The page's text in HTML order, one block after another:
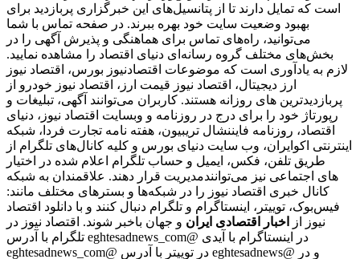
است که تمایل دارند تا از پتانسیل‌های این خبرگزاری پربازدید برای
بهبود وضعیت سایت خود بهره ببرند. در صفحه تماس با شما
می‌توانید، راه‌های تماس برای هماهنگی و پذیرش آگهی را در
بخش‌های مختلف گروه رسانه‌ای دنیای اقتصاد را مشاهده نمایید.
لازم به یادآوری است که موضوعات اقتصادنیوز بورس، اقتصاد نیوز
ارز دیجیتال، اقتصاد نیوز قیمت ارز، اقتصاد نیوز خودرو از
پربازدیدترین های روزانه هستند. کاربران می‌توانند آگهی، تبلیغات و
رپورتاژ خود را برای درج در روزنامه و وبسایت اقتصاد نیوز، دنیای
اقتصاد، روزنامه فایننشال تریبیون، هفته نامه تجارت فردا، شبکه
اینترنتی اکوایران، وب سایت دنیای بورس و کلیه کانال‌های تلگرام از
طریق تلفن، فکس، ایمیل و حساب تلگرام اعلام شده در اختیار
مدیریت قرار دهند. علاقمندان به شبکه‎‌های اجتماعی نیز می‌توانند
کانال خبری اقتصاد نیوز را در شبکه‌ها و بسترهای مختلف مانند:
فیس‌بوک، توییتر، اینستاگرام و تلگرام دنبال کنند و با دانلود اقتصاد
نیوز از
اخبار اقتصادی ایران و جهان باخبر شوند. اقتصاد نیوز در
تلگرام با آدرس eghtesadnews_com@ در اینستاگرام با آیدی
eghtesadnews_com@ در توییتر با آدرس eghtesadnews@ و در